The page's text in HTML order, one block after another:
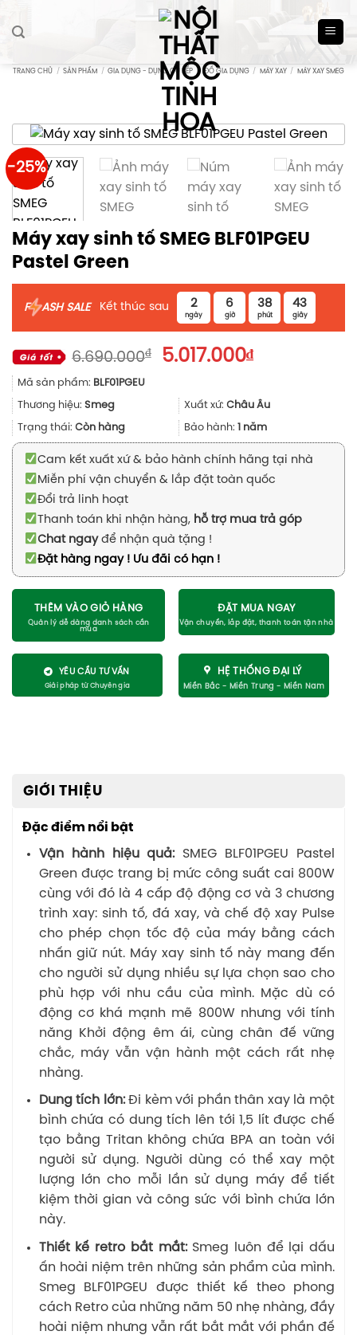
TRANG CHỦ / SẢN PHẨM / GIA DỤNG - DỤNG CỤ BẾP / ĐỒ GIA DỤNG / MÁY XAY / MÁY XAY SMEG
-25%
Máy xay sinh tố SMEG BLF01PGEU
Pastel Green
F ASH SALE Kết thúc sau 2
ngày
6
giờ
38
phút
43
giây
6.690.000₫
Giá
6.690.000₫.
5.017.000₫Giá
là:
5.017.000₫.
Mã sản phẩm: BLF01PGEU
Thương hiệu: Smeg Xuất xứ: Châu Âu
Trạng thái: Còn hàng Bảo hành: 1 năm
Cam kết xuất xứ & bảo hành chính hãng tại nhà
Miễn phí vận chuyển & lắp đặt toàn quốc
Đổi trả linh hoạt
Thanh toán khi nhận hàng, hỗ trợ mua trả góp
Chat ngayđể nhận quà tặng !
Đặt hàng ngay ! Ưu đãi có hạn !
THÊM VÀO GIỎ HÀNG ĐẶT MUA NGAY
YÊU CẦU TƯ VẤN HỆ THỐNG ĐẠI LÝ
GIỚI THIỆU
Đặc điểm nổi bật
Vận hành hiệu quả:SMEG BLF01PGEU Pastel
Green được trang bị mức công suất cai 800W
cùng với đó là 4 cấp độ động cơ và 3 chương
trình xay: sinh tố, đá xay, và chế độ xay Pulse
cho phép chọn tốc độ của máy bằng cách
nhấn giữ nút. Máy xay sinh tố này mang đến
cho người sử dụng nhiều sự lựa chọn sao cho
phù hợp với nhu cầu của mình. Mặc dù có
động cơ khá mạnh mẽ 800W nhưng với tính
năng Khởi động êm ái, cùng chân đế vững
chắc, máy vẫn vận hành một cách rất nhẹ
nhàng.
Dung tích lớn:Đi kèm với phần thân xay là một
bình chứa có dung tích lên tới 1,5 lít được chế
tạo bằng Tritan không chứa BPA an toàn với
người sử dụng. Người dùng có thể xay một
lượng lớn cho mỗi lần sử dụng máy để tiết
kiệm thời gian và công sức với bình chứa lớn
này.
Thiết kế retro bắt mắt:Smeg luôn để lại dấu
ấn hoài niệm trên những sản phẩm của mình.
Smeg BLF01PGEU được thiết kế theo phong
cách Retro của những năm 50 nhẹ nhàng, đầy
hoài niệm nhưng vẫn rất bắt mắt với phần đế